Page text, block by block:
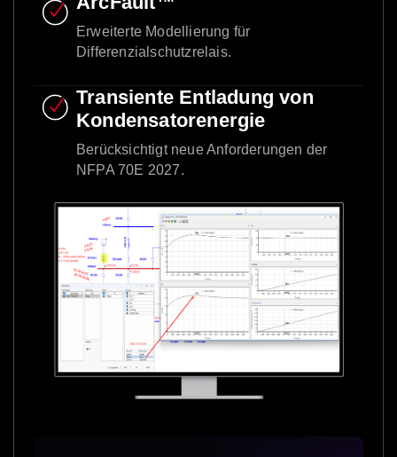
Erweiterte Modellierung für
Differenzialschutzrelais.
Transiente Entladung von
Kondensatorenergie
Berücksichtigt neue Anforderungen der
NFPA 70E 2027.